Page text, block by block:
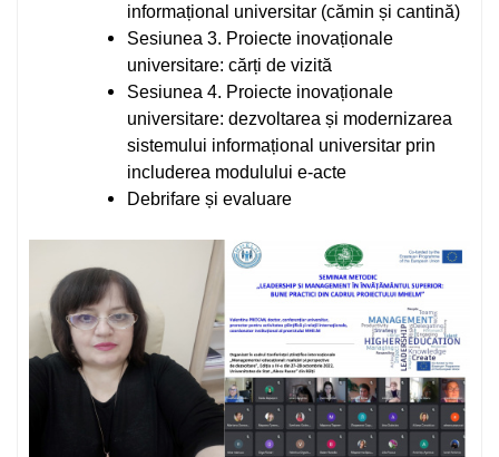
informațional universitar (cămin și cantină)
Sesiunea 3. Proiecte inovaționale
universitare: cărți de vizită
Sesiunea 4. Proiecte inovaționale
universitare: dezvoltarea și modernizarea
sistemului informațional universitar prin
includerea modulului e-acte
Debrifare și evaluare